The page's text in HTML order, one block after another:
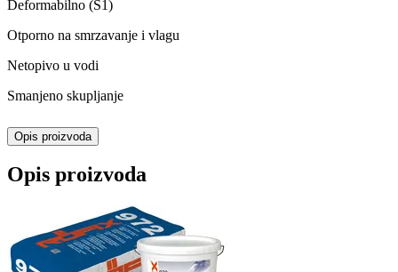
Deformabilno (S1)
Otporno na smrzavanje i vlagu
Netopivo u vodi
Smanjeno skupljanje
Opis proizvoda
Opis proizvoda